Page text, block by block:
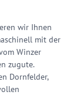
wir Ihnen
mit der
Winzer
zugute.
Dornfelder,